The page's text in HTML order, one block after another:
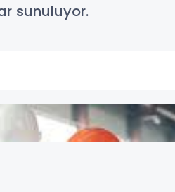
sunuluyor.